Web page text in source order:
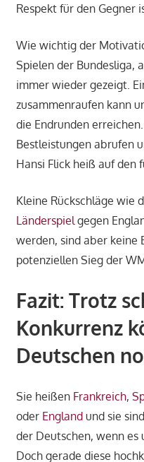
Respekt für den Gegner
Wie wichtig der
Spielen der Bundesliga,
immer wieder gezeigt.
zusammenraufen kann
die Endrunden
Bestleistungen abrufen
Hansi Flick heiß auf den
Kleine Rückschläge wie
Länderspiel gegen
werden, sind aber keine
potenziellen Sieg der
Fazit: Trotz
Konkurrenz
Deutschen
Sie heißen Frankreich,
oder Englandund sie
der Deutschen, wenn es
Doch gerade diese